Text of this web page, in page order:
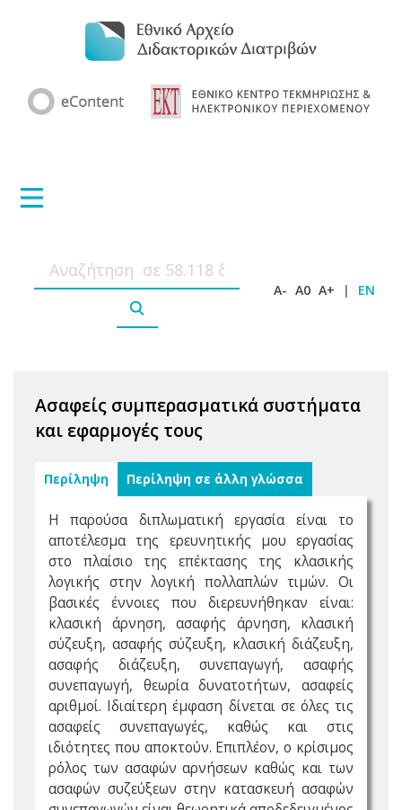
A- A0 A+ | EN
Ασαφείς συμπερασματικά συστήματα
και εφαρμογές τους
Περίληψη Περίληψη σε άλλη γλώσσα
Η παρούσα διπλωματική εργασία είναι το
αποτέλεσμα της ερευνητικής μου εργασίας
στο πλαίσιο της επέκτασης της κλασικής
λογικής στην λογική πολλαπλών τιμών. Οι
βασικές έννοιες που διερευνήθηκαν είναι:
κλασική άρνηση, ασαφής άρνηση, κλασική
σύζευξη, ασαφής σύζευξη, κλασική διάζευξη,
ασαφής διάζευξη, συνεπαγωγή, ασαφής
συνεπαγωγή, θεωρία δυνατοτήτων, ασαφείς
αριθμοί. Ιδιαίτερη έμφαση δίνεται σε όλες τις
ασαφείς συνεπαγωγές, καθώς και στις
ιδιότητες που αποκτούν. Επιπλέον, ο κρίσιμος
ρόλος των ασαφών αρνήσεων καθώς και των
ασαφών συζεύξεων στην κατασκευή ασαφών